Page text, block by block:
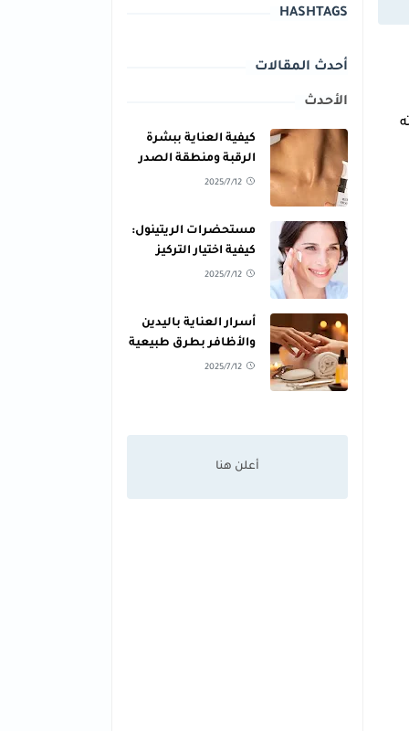
HASHTAGS
أحدث المقالات
الأحدث
كيفية العناية ببشرة
الرقبة ومنطقة الصدر
للحفاظ على نعومتها
2025/7/12
مستحضرات الريتينول:
كيفية اختيار التركيز
المناسب لبشرتك
2025/7/12
أسرار العناية باليدين
والأظافر بطرق طبيعية
2025/7/12